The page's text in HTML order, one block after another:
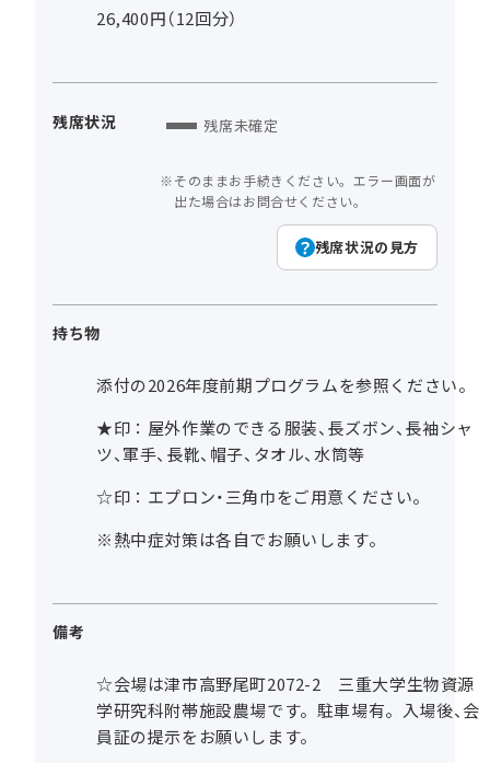
26,400円（12回分）
残席状況 残席未確定
そのままお手続きください。エラー画面が
出た場合はお問合せください。
残席状況の見方
持ち物
添付の2026年度前期プログラムを参照ください。
★印：屋外作業のできる服装、長ズボン、長袖シャ
ツ、軍手、長靴、帽子、タオル、水筒等
☆印：エプロン・三角巾をご用意ください。
※熱中症対策は各自でお願いします。
備考
☆会場は津市高野尾町2072-2 三重大学生物資源
学研究科附帯施設農場です。駐車場有。入場後、会
員証の提示をお願いします。